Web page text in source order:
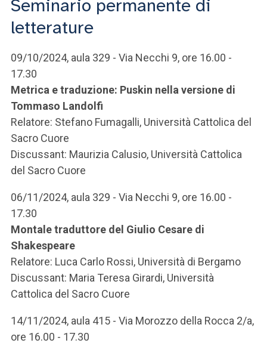
SEI UN DOCENTE O UN MEMBRO DELLO STAFF
ACCEDI A CLOUDMAIL
Seminario permanente di
letterature
09/10/2024, aula 329 - Via Necchi 9, ore 16.00 -
17.30
Metrica e traduzione: Puskin nella versione di
Tommaso Landolfi
Relatore: Stefano Fumagalli, Università Cattolica del
Sacro Cuore
Discussant: Maurizia Calusio, Università Cattolica
del Sacro Cuore
06/11/2024, aula 329 - Via Necchi 9, ore 16.00 -
17.30
Montale traduttore del Giulio Cesare di
Shakespeare
Relatore: Luca Carlo Rossi, Università di Bergamo
Discussant: Maria Teresa Girardi, Università
Cattolica del Sacro Cuore
14/11/2024, aula 415 - Via Morozzo della Rocca 2/a,
ore 16.00 - 17.30